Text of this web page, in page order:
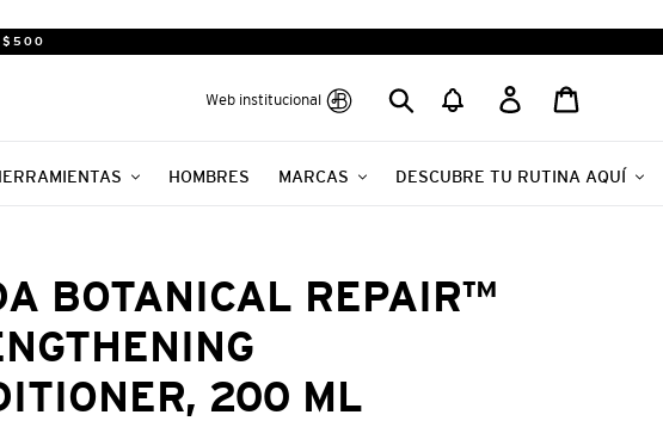
$500
Web institucional Buscar Ingresar
HOMBRES MARCAS DESCUBRE TU RUTINA AQUÍ
BOTANICAL REPAIR™
200 ML